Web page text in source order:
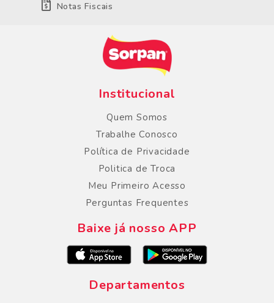
Notas Fiscais
Institucional
Quem Somos
Trabalhe Conosco
Política de Privacidade
Politica de Troca
Meu Primeiro Acesso
Perguntas Frequentes
Baixe já nosso APP
Departamentos